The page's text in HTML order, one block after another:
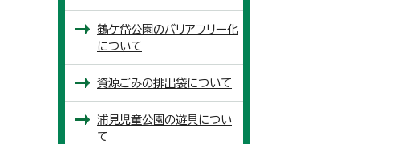
鶴ケ岱公園のバリアフリー化
について
資源ごみの排出袋について
浦見児童公園の遊具につい
て